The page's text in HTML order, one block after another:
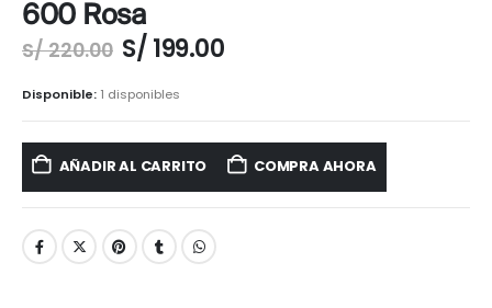
600 Rosa
S/220.00 El
precio
original
era:
S/ 220.00.
S/ 199.00El
es:
S/ 199.00.
Disponible: 1 disponibles
AÑADIR AL CARRITO COMPRA AHORA